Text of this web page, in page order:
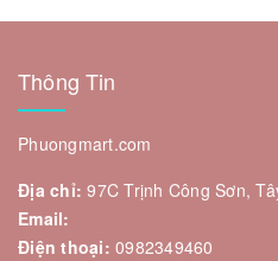
Thông Tin
Phuongmart.com
Địa chỉ: 97C Trịnh Công Sơn,
Email:
Điện thoại: 0982349460